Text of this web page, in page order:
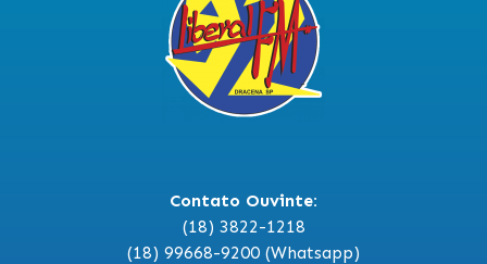
Contato Ouvinte:
(18) 3822-1218
(18) 99668-9200 (Whatsapp)